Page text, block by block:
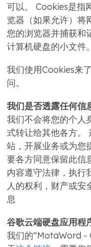
可以。 Cookies是指
览器（如果允许）将
您的浏览器并捕获和
计算机硬盘的小文件。
我们使用Cookies来
问。
我们是否透露任何信
我们不会将您的个人
式转让给其他各方。
站，开展业务或为您
要各方同意保留此信
内容遵守法律，执行
人的权利，财产或安
息
谷歌云端硬盘应用程
我们的“MotaWord -